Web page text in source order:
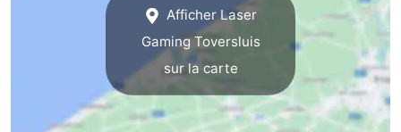
Afficher Laser
Gaming Toversluis
sur la carte